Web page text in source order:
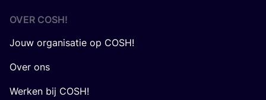
OVER COSH!
Jouw organisatie op COSH!
Over ons
Werken bij COSH!